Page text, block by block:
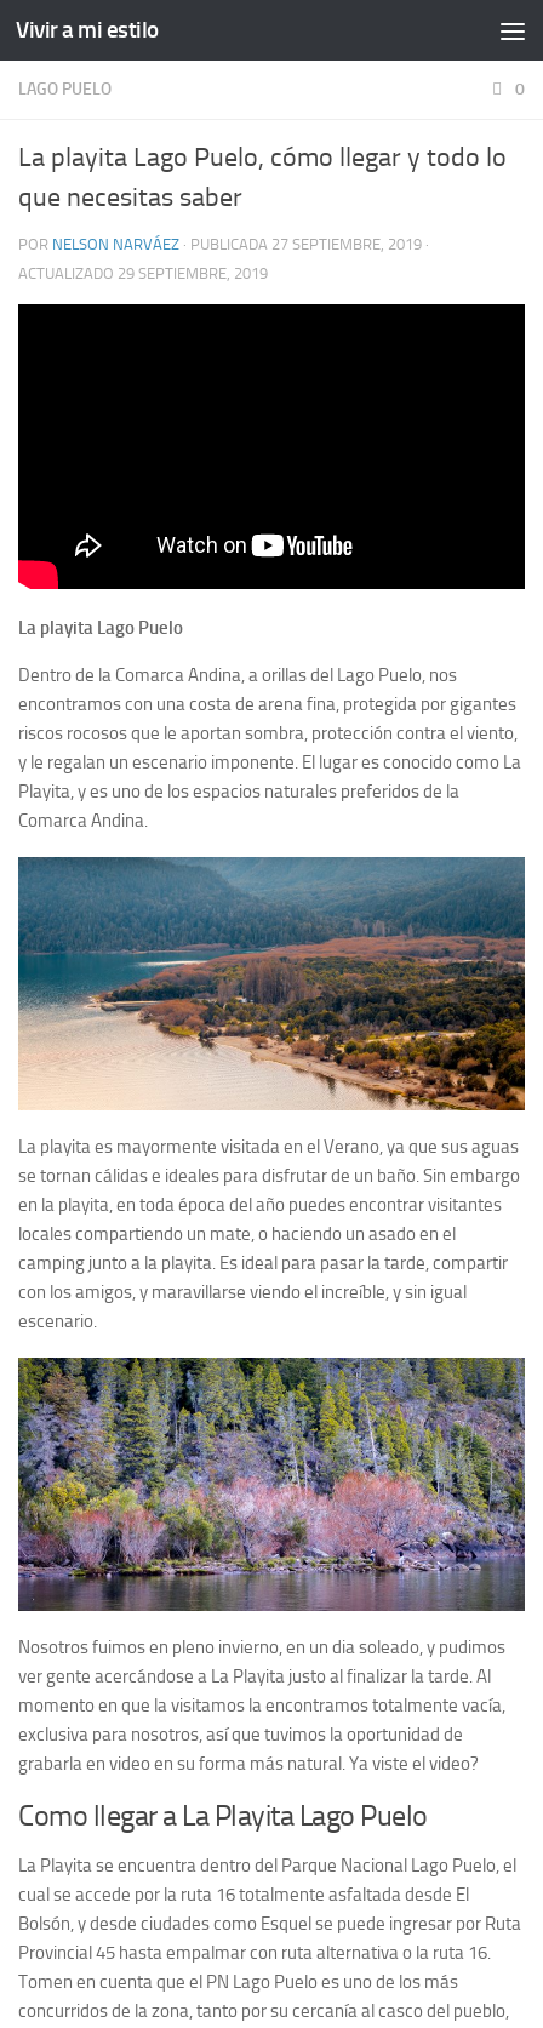
Vivir a mi estilo
LAGO PUELO 0
La playita Lago Puelo, cómo llegar y todo lo
que necesitas saber
POR NELSON NARVÁEZ · PUBLICADA 27 SEPTIEMBRE, 2019 ·
ACTUALIZADO 29 SEPTIEMBRE, 2019
La playita Lago Puelo
Dentro de la Comarca Andina, a orillas del Lago Puelo, nos
encontramos con una costa de arena fina, protegida por gigantes
riscos rocosos que le aportan sombra, protección contra el viento,
y le regalan un escenario imponente. El lugar es conocido como La
Playita, y es uno de los espacios naturales preferidos de la
Comarca Andina.
La playita es mayormente visitada en el Verano, ya que sus aguas
se tornan cálidas e ideales para disfrutar de un baño. Sin embargo
en la playita, en toda época del año puedes encontrar visitantes
locales compartiendo un mate, o haciendo un asado en el
camping junto a la playita. Es ideal para pasar la tarde, compartir
con los amigos, y maravillarse viendo el increíble, y sin igual
escenario.
Nosotros fuimos en pleno invierno, en un dia soleado, y pudimos
ver gente acercándose a La Playita justo al finalizar la tarde. Al
momento en que la visitamos la encontramos totalmente vacía,
exclusiva para nosotros, así que tuvimos la oportunidad de
grabarla en video en su forma más natural. Ya viste el video?
Como llegar a La Playita Lago Puelo
La Playita se encuentra dentro del Parque Nacional Lago Puelo, el
cual se accede por la ruta 16 totalmente asfaltada desde El
Bolsón, y desde ciudades como Esquel se puede ingresar por Ruta
Provincial 45 hasta empalmar con ruta alternativa o la ruta 16.
Tomen en cuenta que el PN Lago Puelo es uno de los más
concurridos de la zona, tanto por su cercanía al casco del pueblo,